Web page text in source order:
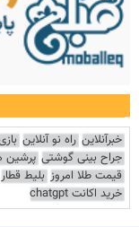
خبرآنلاین راه نو آنلاین
جراح بینی گوشتی پرشین
قیمت طلا امروز بلیط قطار
خرید اکانت chatgpt